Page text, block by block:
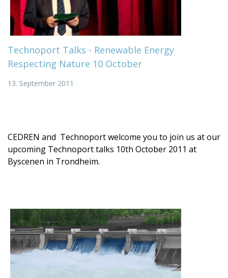
Technoport Talks - Renewable Energy
Respecting Nature 10 October
13. September 2011
CEDREN and Technoport welcome you to join us at our
upcoming Technoport talks 10th October 2011 at
Byscenen in Trondheim.